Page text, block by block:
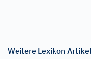
Weitere Lexikon Artikel